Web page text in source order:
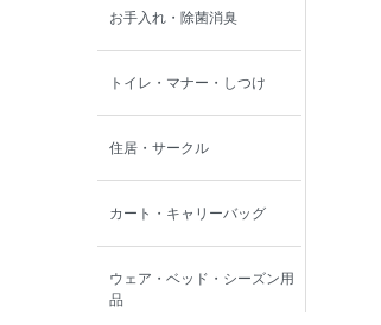
お手入れ・除菌消臭
トイレ・マナー・しつけ
住居・サークル
カート・キャリーバッグ
ウェア・ベッド・シーズン用
品